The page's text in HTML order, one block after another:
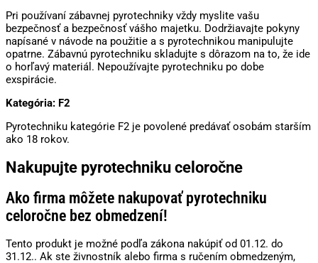
Pri používaní zábavnej pyrotechniky vždy myslite vašu
bezpečnosť a bezpečnosť vášho majetku. Dodržiavajte pokyny
napísané v návode na použitie a s pyrotechnikou manipulujte
opatrne. Zábavnú pyrotechniku skladujte s dôrazom na to, že ide
o horľavý materiál. Nepoužívajte pyrotechniku po dobe
exspirácie.
Kategória: F2
Pyrotechniku kategórie F2 je povolené predávať osobám starším
ako 18 rokov.
Nakupujte pyrotechniku celoročne
Ako firma môžete nakupovať pyrotechniku
celoročne bez obmedzení!
Tento produkt je možné podľa zákona nakúpiť od 01.12. do
31.12.. Ak ste živnostník alebo firma s ručením obmedzeným,